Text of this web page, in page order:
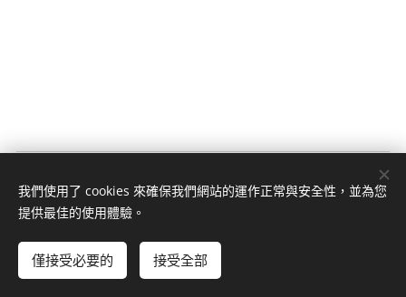
語言
中文 (繁體)
我們使用了 cookies 來確保我們網站的運作正常與安全性，並為您
提供最佳的使用體驗。
僅接受必要的 接受全部